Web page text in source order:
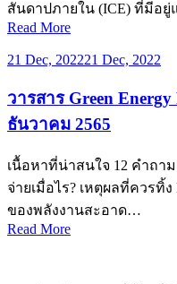
สันดาปภายใน (ICE) ที่มีอ
Read More
21 Dec, 202221 Dec, 2022
วารสาร Green
ธันวาคม 2565
เนื้อหาที่น่าสนใจ 12 คำถา
จ่ายเมื่อไร? เหตุผลที่ควรทิ้
ของพลังงานสะอาด…
Read More